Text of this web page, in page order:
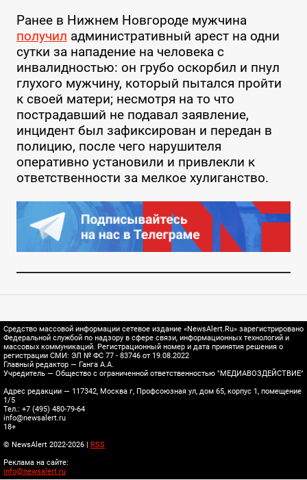
Ранее в Нижнем Новгороде мужчина
получил административный арест на одни
сутки за нападение на человека с
инвалидностью: он грубо оскорбил и пнул
глухого мужчину, который пытался пройти
к своей матери; несмотря на то что
пострадавший не подавал заявление,
инцидент был зафиксирован и передан в
полицию, после чего нарушителя
оперативно установили и привлекли к
ответственности за мелкое хулиганство.
Средство массовой информации сетевое издание «NewsAlert.Ru» зарегистрировано
Федеральной службой по надзору в сфере связи, информационных технологий и
массовых коммуникаций. Регистрационный номер и дата принятия решения о
регистрации СМИ: ЭЛ № ФС 77 - 83746 от 19.08.2022
Главный редактор — Ганга А.А.
Учредитель — Общество с ограниченной ответственностью "МЕДИАВОЗДЕЙСТВИЕ"
Адрес редакции — 117342, Москва г, Профсоюзная ул, дом 65, корпус 1, помещение
1/5
Тел.: +7 (495) 480-79-64
info@newsalert.ru
18+
© NewsAlert 2022-2026 |
RSS
Реклама на сайте:
info@newsalert.ru